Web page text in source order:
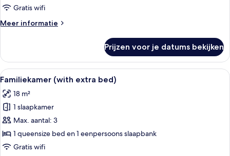
Gratis wifi
Meer informatie
Meer
kamer
Prijzen voor je datums bekijken
Alle
foto's
voor
Familiekamer
(with
extra
bed)
Hotelkamer met twee bedden, een
9
Familiekamer (with extra bed)
18 m²
1 slaapkamer
Max. aantal: 3
1 queensize bed en 1 eenpersoons slaapbank
Gratis wifi